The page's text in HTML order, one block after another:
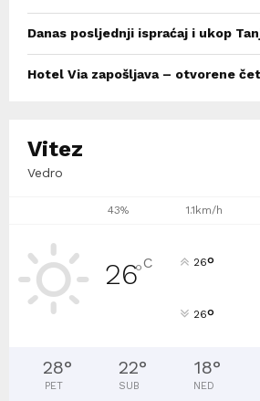
Danas posljednji ispraćaj i ukop
Hotel Via zapošljava – otvorene
Vitez
Vedro
43% 1.1km/h
26°C 26°
26°
28°
PET
22°
SUB
18°
NED